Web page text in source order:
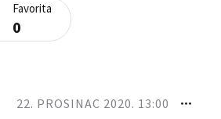
Favorita
0
22. PROSINAC 2020. 13:00